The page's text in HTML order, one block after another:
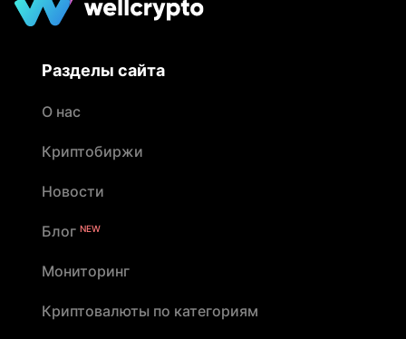
Разделы сайта
О нас
Криптобиржи
Новости
Блог NEW
Мониторинг
Криптовалюты по категориям